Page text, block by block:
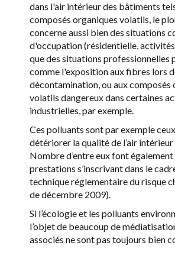
dans l'air intérieur des bâtiments
composés organiques volatils, le
concerne aussi bien des situations
d'occupation (résidentielle,
que des situations professionnelles
comme l'exposition aux fibres lors
décontamination, ou aux composés
volatils dangereux dans certaines
industrielles, par exemple.
Ces polluants sont par exemple
détériorer la qualité de l’air
Nombre d’entre eux font également
prestations s’inscrivant dans le
technique réglementaire du risque
de décembre 2009).
Si l’écologie et les polluants
l’objet de beaucoup de
associés ne sont pas toujours bien